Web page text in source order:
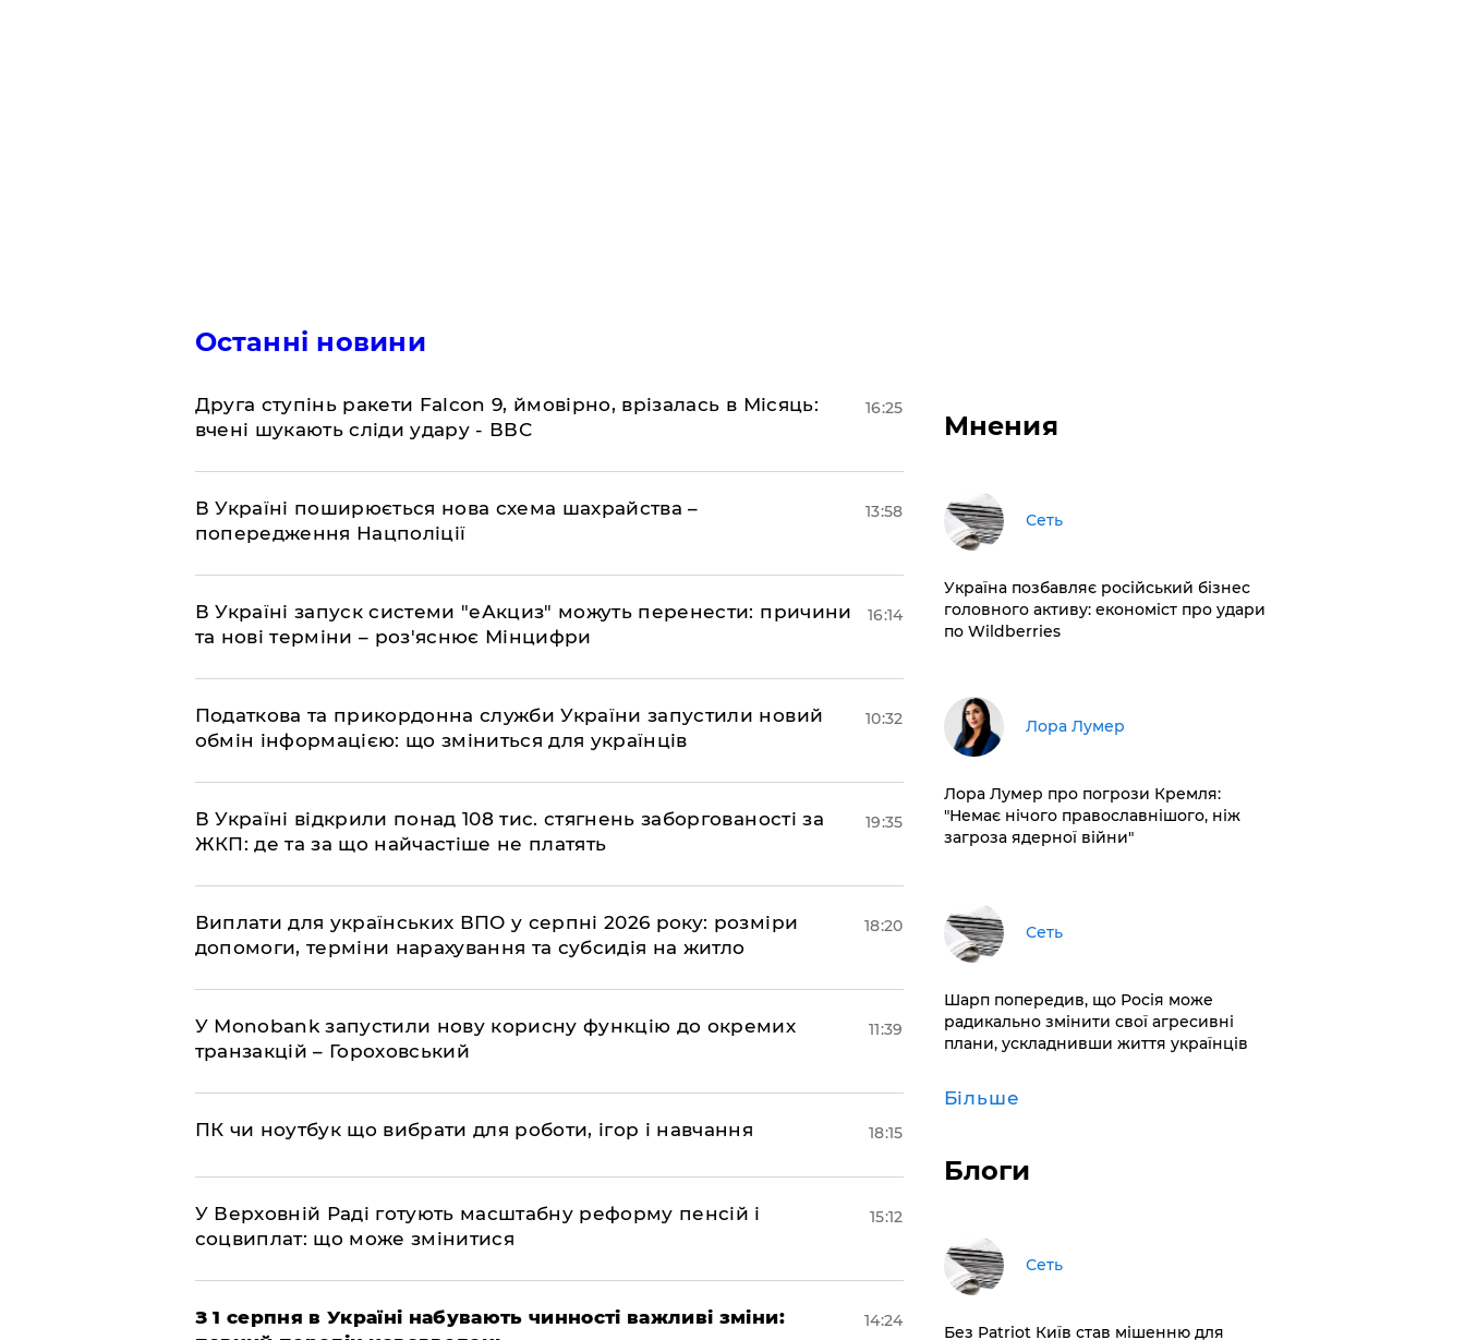
Останні новини
​Друга ступінь ракети Falcon 9, ймовірно, врізалась в Місяць:
вчені шукають сліди удару - ВВС
16:25
В Україні поширюється нова схема шахрайства –
попередження Нацполіції
13:58
​В Україні запуск системи "еАкциз" можуть перенести: причини
та нові терміни – роз'яснює Мінцифри
16:14
Податкова та прикордонна служби України запустили новий
обмін інформацією: що зміниться для українців
10:32
В Україні відкрили понад 108 тис. стягнень заборгованості за
ЖКП: де та за що найчастіше не платять
19:35
Виплати для українських ВПО у серпні 2026 року: розміри
допомоги, терміни нарахування та субсидія на житло
18:20
У Мonobank запустили нову корисну функцію до окремих
транзакцій – Гороховський
11:39
ПК чи ноутбук що вибрати для роботи, ігор і навчання 18:15
У Верховній Раді готують масштабну реформу пенсій і
соцвиплат: що може змінитися
15:12
З 1 серпня в Україні набувають чинності важливі зміни:
14:24
Мнения
Сеть
​Україна позбавляє російський бізнес
головного активу: економіст про удари
по Wildberries
​Лора Лумер
Лора Лумер про погрози Кремля:
"Немає нічого православнішого, ніж
загроза ядерної війни"
Сеть
​Шарп попередив, що Росія може
радикально змінити свої агресивні
плани, ускладнивши життя українців
Більше
Блоги
Сеть
​Без Patriot Київ став мішенню для